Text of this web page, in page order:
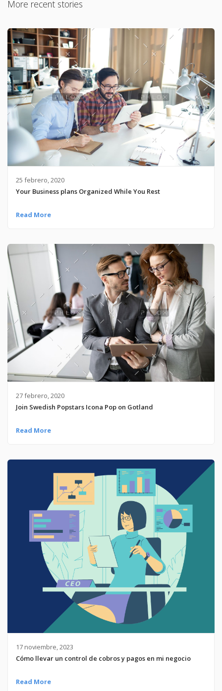
More recent stories
25 febrero, 2020
Your Business plans Organized While You Rest
Read More
27 febrero, 2020
Join Swedish Popstars Icona Pop on Gotland
Read More
17 noviembre, 2023
Cómo llevar un control de cobros y pagos en mi negocio
Read More